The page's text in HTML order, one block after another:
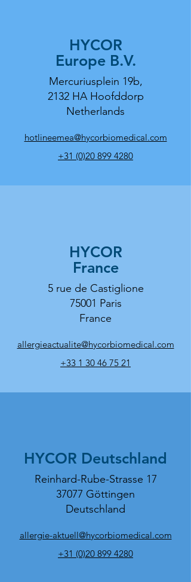
HYCOR
Europe B.V.
Mercuriusplein 19b,
2132 HA Hoofddorp
Netherlands
hotlineemea@hycorbiomedical.com
+31 (0)20 899 4280
HYCOR
France
5 rue de Castiglione
75001 Paris
France
allergieactualite@hycorbiomedical.com
+33 1 30 46 75 21
HYCOR Deutschland
Reinhard-Rube-Strasse 17
37077 Göttingen
Deutschland
allergie-aktuell@hycorbiomedical.com
+31 (0)20 899 4280